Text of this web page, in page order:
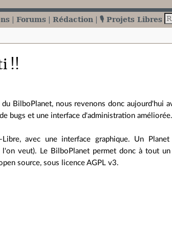
Forums Rédaction 🎙️ Projets Libres
!!
BilboPlanet, nous revenons donc aujourd'hui
bugs et une interface d'administration améliorée.
avec une interface graphique. Un
veut). Le BilboPlanet permet donc à tout un
source, sous licence AGPL v3.